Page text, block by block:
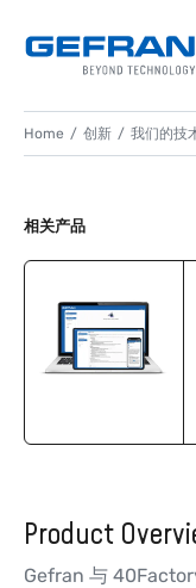
Home 创新 我们的技
生成
方案
相关产品
Product
Gefran 与